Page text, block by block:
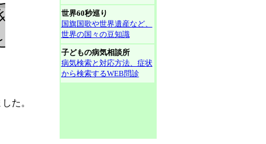
た。
世界60秒巡り
国旗国歌や世界遺産など、
世界の国々の豆知識
子どもの病気相談所
病気検索と対応方法、症状
から検索するWEB問診